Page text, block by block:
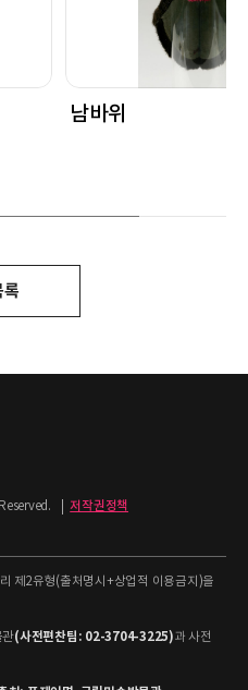
남바위
록
저작권정책
제2유형(출처명시+상업적 이용금지)을
관(사전편찬팀: 02-3704-3225)과 사전